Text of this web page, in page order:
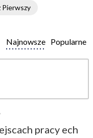
Pierwszy
Popularne
Najnowsze
pracy ech